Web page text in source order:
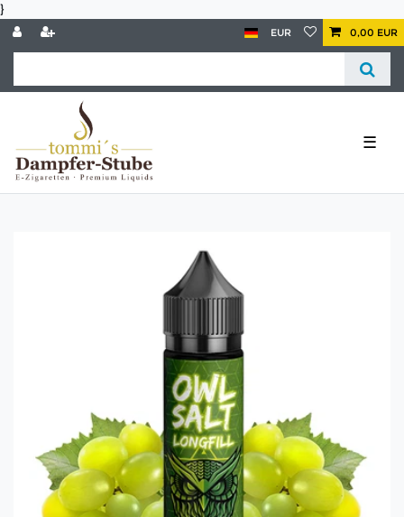
}
EUR 0,00 EUR
☰